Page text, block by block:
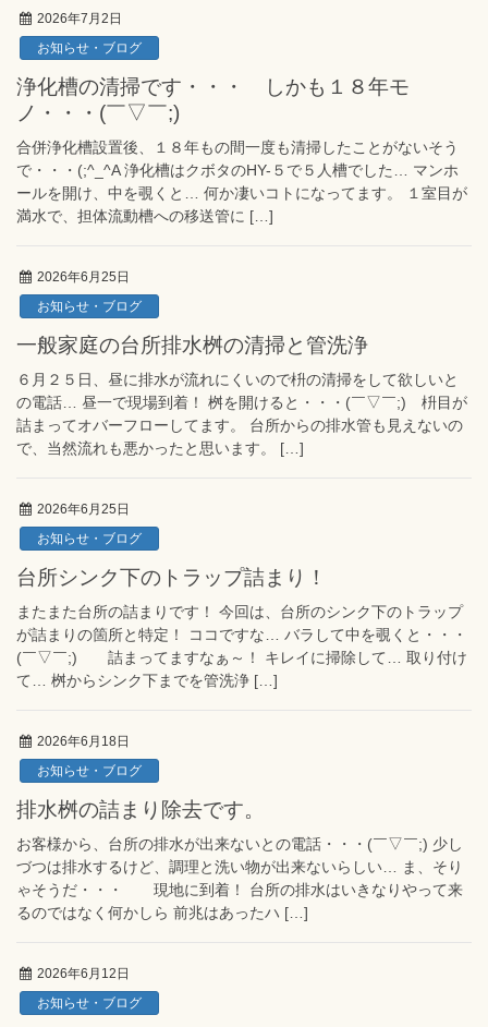
2026年7月2日
お知らせ・ブログ
浄化槽の清掃です・・・ しかも１８年モ
ノ・・・(￣▽￣;)
合併浄化槽設置後、１８年もの間一度も清掃したことがないそう
で・・・(;^_^A 浄化槽はクボタのHY-５で５人槽でした… マンホ
ールを開け、中を覗くと… 何か凄いコトになってます。 １室目が
満水で、担体流動槽への移送管に […]
2026年6月25日
お知らせ・ブログ
一般家庭の台所排水桝の清掃と管洗浄
６月２５日、昼に排水が流れにくいので枡の清掃をして欲しいと
の電話… 昼一で現場到着！ 桝を開けると・・・(￣▽￣;) 枡目が
詰まってオバーフローしてます。 台所からの排水管も見えないの
で、当然流れも悪かったと思います。 […]
2026年6月25日
お知らせ・ブログ
台所シンク下のトラップ詰まり！
またまた台所の詰まりです！ 今回は、台所のシンク下のトラップ
が詰まりの箇所と特定！ ココですな… バラして中を覗くと・・・
(￣▽￣;) 詰まってますなぁ～！ キレイに掃除して… 取り付け
て… 桝からシンク下までを管洗浄 […]
2026年6月18日
お知らせ・ブログ
排水桝の詰まり除去です。
お客様から、台所の排水が出来ないとの電話・・・(￣▽￣;) 少し
づつは排水するけど、調理と洗い物が出来ないらしい… ま、そり
ゃそうだ・・・ 現地に到着！ 台所の排水はいきなりやって来
るのではなく何かしら 前兆はあったハ […]
2026年6月12日
お知らせ・ブログ